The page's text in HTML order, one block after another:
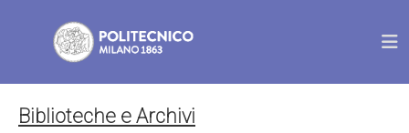
Biblioteche e Archivi